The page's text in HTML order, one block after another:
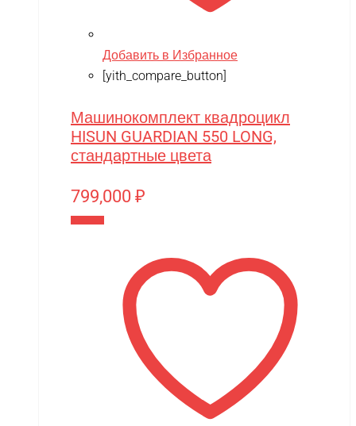
Добавить в Избранное
[yith_compare_button]
Машинокомплект квадроцикл
HISUN GUARDIAN 550 LONG,
стандартные цвета
799,000 ₽